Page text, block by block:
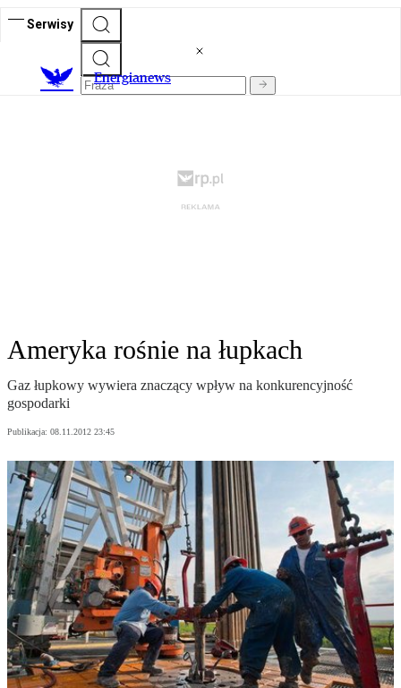
Serwisy
Energianews
Ameryka rośnie na łupkach
Gaz łupkowy wywiera znaczący wpływ na konkurencyjność
gospodarki
Publikacja: 08.11.2012 23:45